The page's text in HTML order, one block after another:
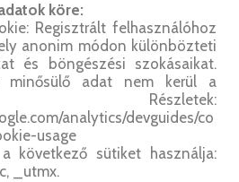
köre:
Regisztrált felhasználóhoz
anonim módon különbözteti
és böngészési szokásaikat.
minősülő adat nem kerül a
Részletek:
analytics/devguides/co
usage
következő sütiket használja:
_utmx.